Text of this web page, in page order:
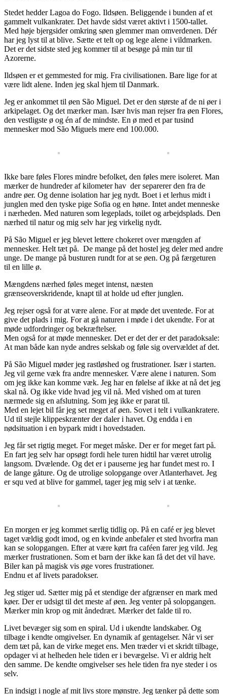
Stedet hedder Lagoa do Fogo. Ildsøen. Beliggende i bunden af et
gammelt vulkankrater. Det havde sidst været aktivt i 1500-tallet.
Med høje bjergsider omkring søen glemmer man omverdenen. Dér
har jeg lyst til at blive. Sætte et telt op og lege alene i vildmarken.
Det er det sidste sted jeg kommer til at besøge på min tur til
Azorerne.
Ildsøen er et gemmested for mig. Fra civilisationen. Bare lige for at
være lidt alene. Inden jeg skal hjem til Danmark.
Jeg er ankommet til øen São Miguel. Det er den største af de ni øer i
arkipelaget. Og det mærker man. Især hvis man rejser fra øen Flores,
den vestligste ø og én af de mindste. En ø med et par tusind
mennesker mod São Miguels mere end 100.000.
Ikke bare føles Flores mindre befolket, den føles mere isoleret. Man
mærker de hundreder af kilometer hav der separerer den fra de
andre øer. Og denne isolation har jeg nydt. Boet i et lerhus midt i
junglen med den tyske pige Sofia og en høne. Intet andet menneske
i nærheden. Med naturen som legeplads, toilet og arbejdsplads. Den
nærhed til natur og mig selv har jeg virkelig nydt.
På São Miguel er jeg blevet lettere chokeret over mængden af
mennesker. Helt tæt på. De mange på det hostel jeg deler med andre
unge. De mange på busturen rundt for at se øen. Og på færgeturen
til en lille ø.
Mængdens nærhed føles meget intenst, næsten
grænseoverskridende, knapt til at holde ud efter junglen.
Jeg rejser også for at være alene. For at møde det uventede. For at
give det plads i mig. For at gå naturen i møde i det ukendte. For at
møde udfordringer og bekræftelser.
Men også for at møde mennesker. Det er det der er det paradoksale:
At man både kan nyde andres selskab og føle sig overvældet af det.
På São Miguel møder jeg rastløshed og frustrationer. Især i starten.
Jeg vil gerne væk fra andre mennesker. Være alene i naturen. Som
om jeg ikke kan komme væk. Jeg har en følelse af ikke at nå det jeg
skal nå. Og ikke vide hvad jeg vil nå. Med vished om at turen
nærmede sig en afslutning. Som jeg ikke er parat til.
Med en lejet bil får jeg set meget af øen. Sovet i telt i vulkankratere.
Ud til stejle klippeskrænter der daler i havet. Og endda i en
nødsituation i en bypark midt i hovedstaden.
Jeg får set rigtig meget. For meget måske. Der er for meget fart på.
En fart jeg selv har opsøgt fordi hele turen hidtil har været utrolig
langsom. Dvælende. Og det er i pauserne jeg har fundet mest ro. I
de lange gåture. Og de utrolige solopgange over Atlanterhavet. Jeg
er squ ved at blive for gammel, tager jeg mig selv i at tænke.
En morgen er jeg kommet særlig tidlig op. På en café er jeg blevet
taget vældig godt imod, og en kvinde anbefaler et sted hvorfra man
kan se solopgangen. Efter at være kørt fra caféen farer jeg vild. Jeg
mærker frustrationen. Som et barn der ikke kan få det det vil have.
Biler kan på magisk vis øge vores frustrationer.
Endnu et af livets paradokser.
Jeg stiger ud. Sætter mig på et stendige der afgrænser en mark med
køer. Der er udsigt til det meste af øen. Jeg venter på solopgangen.
Mærker min krop og mit åndedræt. Mærker det falde til ro.
Livet bevæger sig som en spiral. Ud i ukendte landskaber. Og
tilbage i kendte omgivelser. En dynamik af gentagelser. Når vi ser
dem tæt på, kan de virke meget ens. Men træder vi et skridt tilbage,
opdager vi at helheden hele tiden er i bevægelse. Vi er aldrig helt
den samme. De kendte omgivelser ses hele tiden fra nye steder i os
selv.
En indsigt i nogle af mit livs store mønstre. Jeg tænker på dette som